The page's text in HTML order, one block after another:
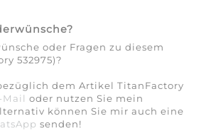
oder Fragen zu diesem
532975)?
dem Artikel TitanFactory
Mail oder nutzen Sie mein
können Sie mir auch eine
senden!